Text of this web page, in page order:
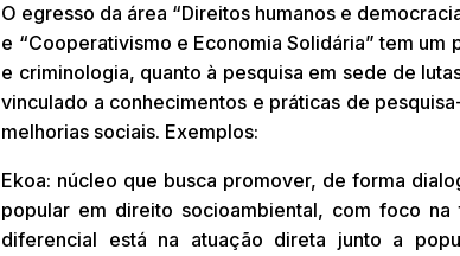
O egresso da área “Direitos humanos e
e “Cooperativismo e Economia Solidária” tem
e criminologia, quanto à pesquisa em sede de
vinculado a conhecimentos e práticas de
melhorias sociais. Exemplos:
Ekoa: núcleo que busca promover, de forma
popular em direito socioambiental, com foco
diferencial está na atuação direta junto a